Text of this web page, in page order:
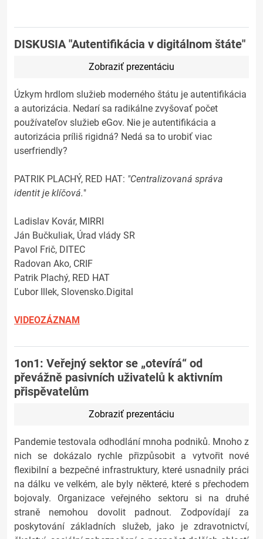
DISKUSIA "Autentifikácia v digitálnom štáte"
Zobraziť prezentáciu
Úzkym hrdlom služieb moderného štátu je autentifikácia
a autorizácia. Nedarí sa radikálne zvyšovať počet
používateľov služieb eGov. Nie je autentifikácia a
autorizácia príliš rigidná? Nedá sa to urobiť viac
userfriendly?
PATRIK PLACHÝ, RED HAT: "Centralizovaná správa
identit je klíčová."
Ladislav Kovár, MIRRI
Ján Bučkuliak, Úrad vlády SR
Pavol Frič, DITEC
Radovan Ako, CRIF
Patrik Plachý, RED HAT
Ľubor Illek, Slovensko.Digital
VIDEOZÁZNAM
1on1: Veřejný sektor se „otevírá“ od
převážně pasivních uživatelů k aktivním
přispěvatelům
Zobraziť prezentáciu
Pandemie testovala odhodlání mnoha podniků. Mnoho z
nich se dokázalo rychle přizpůsobit a vytvořit nové
flexibilní a bezpečné infrastruktury, které usnadnily práci
na dálku ve velkém, ale byly některé, které s přechodem
bojovaly. Organizace veřejného sektoru si na druhé
straně nemohou dovolit padnout. Zodpovídají za
poskytování základních služeb, jako je zdravotnictví,